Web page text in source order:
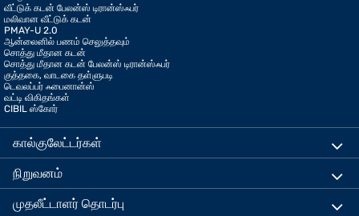
வீட்டுக் கடன் பேலன்ஸ் டிரான்ஸ்ஃபர்
மலிவான வீட்டுக் கடன்
PMAY-U 2.0
ஆன்லைனில் பணம் செலுத்தவும்
சொத்து மீதான கடன்
சொத்து மீதான கடன் பேலன்ஸ் டிரான்ஸ்ஃபர்
குத்தகை, வாடகை தள்ளுபடி
டெவலப்பர் ஃபைனான்ஸ்
வட்டி விகிதங்கள்
CIBIL ஸ்கோர்
கால்குலேட்டர்கள்
நிறுவனம்
முதலீட்டாளர் தொடர்பு